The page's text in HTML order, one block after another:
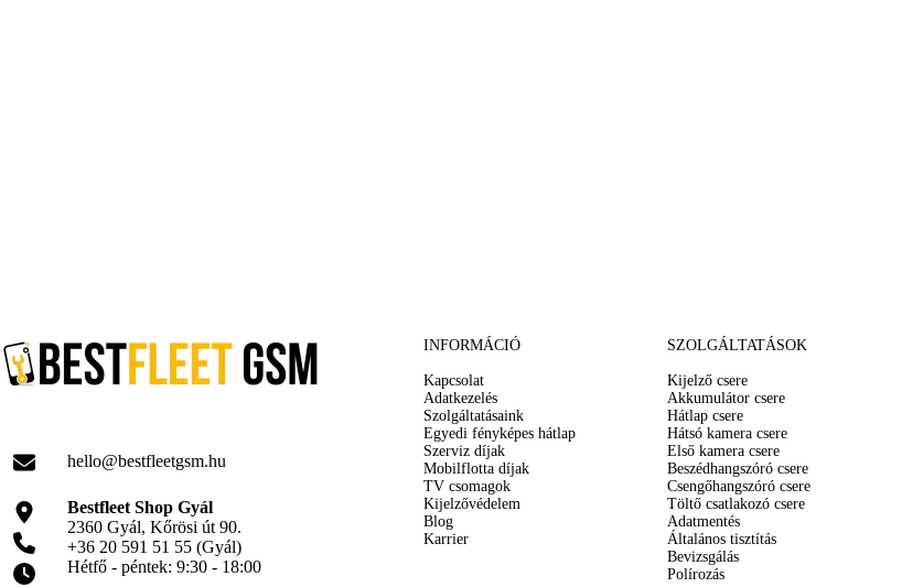
hello@bestfleetgsm.hu
Bestfleet Shop Gyál
2360 Gyál, Kőrösi út 90.
+36 20 591 51 55 (Gyál)
Hétfő - péntek: 9:30 - 18:00
INFORMÁCIÓ
Kapcsolat
Adatkezelés
Szolgáltatásaink
Egyedi fényképes hátlap
Szerviz díjak
Mobilflotta díjak
TV csomagok
Kijelzővédelem
Blog
Karrier
SZOLGÁLTATÁSOK
Kijelző csere
Akkumulátor csere
Hátlap csere
Hátsó kamera csere
Első kamera csere
Beszédhangszóró csere
Csengőhangszóró csere
Töltő csatlakozó csere
Adatmentés
Általános tisztítás
Bevizsgálás
Polírozás